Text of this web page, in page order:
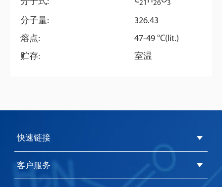
21 26 3
分子量:
326.43
熔点:
47-49 °C(lit.)
贮存:
室温
(trimethylsilyl)phenyl]benzene
快速链接
客户服务